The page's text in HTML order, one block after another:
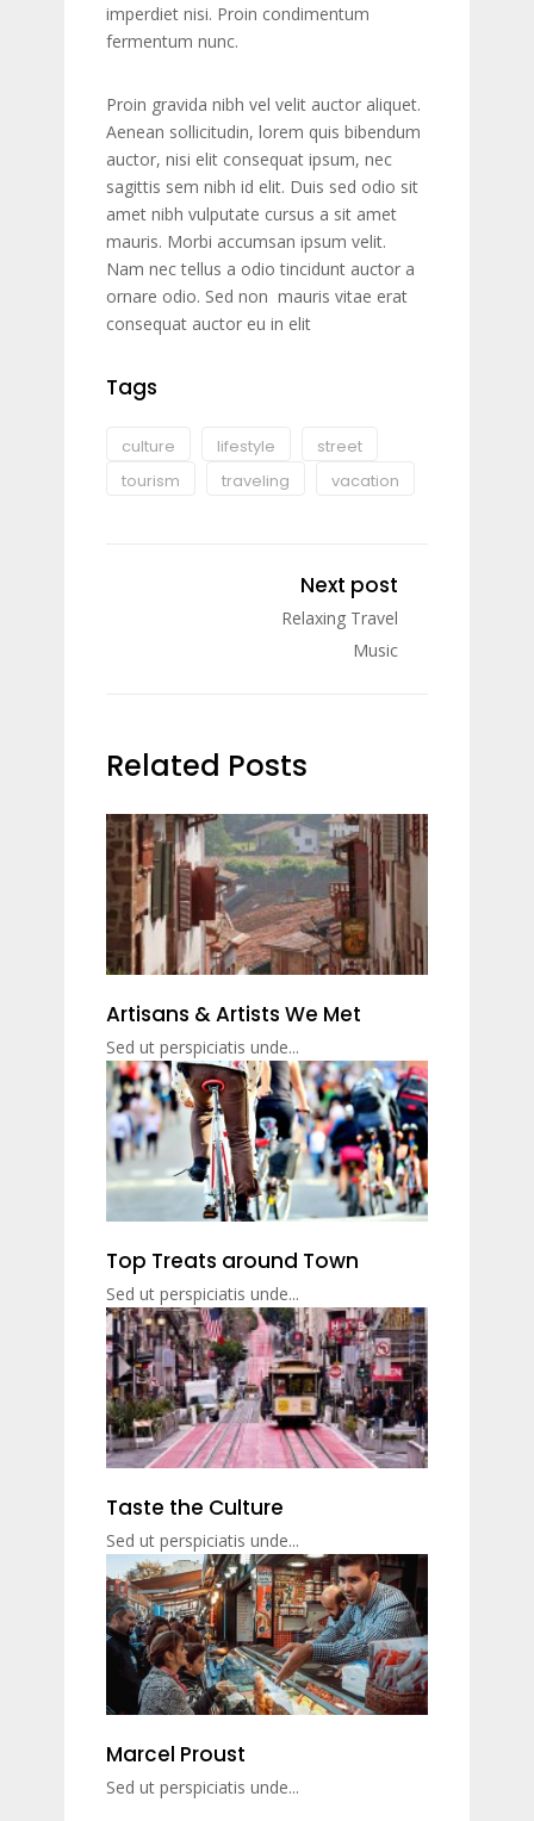
imperdiet nisi. Proin condimentum
fermentum nunc.
Proin gravida nibh vel velit auctor aliquet.
Aenean sollicitudin, lorem quis bibendum
auctor, nisi elit consequat ipsum, nec
sagittis sem nibh id elit. Duis sed odio sit
amet nibh vulputate cursus a sit amet
mauris. Morbi accumsan ipsum velit.
Nam nec tellus a odio tincidunt auctor a
ornare odio. Sed non mauris vitae erat
consequat auctor eu in elit
Tags
culture lifestyle
street
tourism
traveling vacation
Next post
Relaxing Travel
Music
Related Posts
Artisans & Artists We Met
Sed ut perspiciatis unde...
Top Treats around Town
Sed ut perspiciatis unde...
Taste the Culture
Sed ut perspiciatis unde...
Marcel Proust
Sed ut perspiciatis unde...